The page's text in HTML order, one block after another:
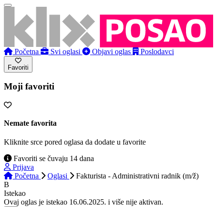
Početna Svi oglasi Objavi oglas Poslodavci
Favoriti
Moji favoriti
Nemate favorita
Kliknite srce pored oglasa da dodate u favorite
Favoriti se čuvaju 14 dana
Prijava
Početna
Oglasi
Fakturista - Administrativni radnik (m/ž)
B
Istekao
Ovaj oglas je istekao 16.06.2025. i više nije aktivan.